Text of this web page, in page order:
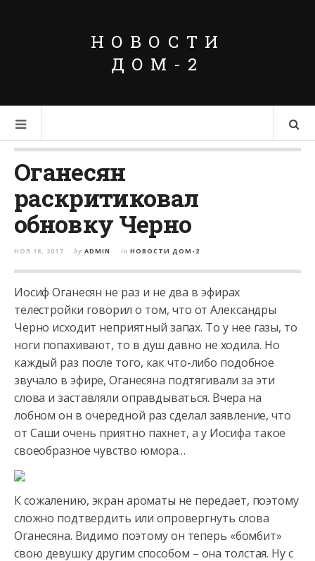
НОВОСТИ
ДОМ-2
Оганесян
раскритиковал
обновку Черно
НОЯ 18, 2017 by ADMIN in НОВОСТИ ДОМ-2
Иосиф Оганесян не раз и не два в эфирах
телестройки говорил о том, что от Александры
Черно исходит неприятный запах. То у нее газы, то
ноги попахивают, то в душ давно не ходила. Но
каждый раз после того, как что-либо подобное
звучало в эфире, Оганесяна подтягивали за эти
слова и заставляли оправдываться. Вчера на
лобном он в очередной раз сделал заявление, что
от Саши очень приятно пахнет, а у Иосифа такое
своеобразное чувство юмора…
К сожалению, экран ароматы не передает, поэтому
сложно подтвердить или опровергнуть слова
Оганесяна. Видимо поэтому он теперь «бомбит»
свою девушку другим способом – она толстая. Ну с